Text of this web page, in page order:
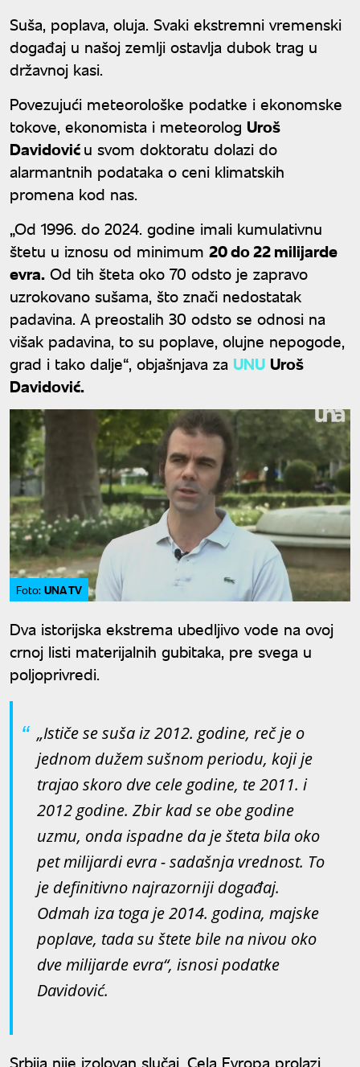
Suša, poplava, oluja. Svaki ekstremni vremenski
događaj u našoj zemlji ostavlja dubok trag u
državnoj kasi.
Povezujući meteorološke podatke i ekonomske
tokove, ekonomista i meteorolog Uroš
Davidoviću svom doktoratu dolazi do
alarmantnih podataka o ceni klimatskih
promena kod nas.
„Od 1996. do 2024. godine imali kumulativnu
štetu u iznosu od minimum 20 do 22 milijarde
evra. Od tih šteta oko 70 odsto je zapravo
uzrokovano sušama, što znači nedostatak
padavina. A preostalih 30 odsto se odnosi na
višak padavina, to su poplave, olujne nepogode,
grad i tako dalje“, objašnjava za UNU Uroš
Davidović.
Foto: UNA TV
Dva istorijska ekstrema ubedljivo vode na ovoj
crnoj listi materijalnih gubitaka, pre svega u
poljoprivredi.
„Ističe se suša iz 2012. godine, reč je o
jednom dužem sušnom periodu, koji je
trajao skoro dve cele godine, te 2011. i
2012 godine. Zbir kad se obe godine
uzmu, onda ispadne da je šteta bila oko
pet milijardi evra - sadašnja vrednost. To
je definitivno najrazorniji događaj.
Odmah iza toga je 2014. godina, majske
poplave, tada su štete bile na nivou oko
dve milijarde evra“, isnosi podatke
Davidović.
Srbija nije izolovan slučaj. Cela Evropa prolazi